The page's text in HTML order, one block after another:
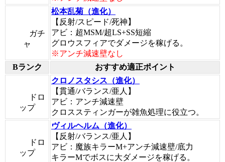
ガチ
ャ
松本乱菊（進化）
【反射/スピード/死神】
アビ：超MSM/超LS+SS短縮
グロウスフィアでダメージを稼げる。
※アンチ減速壁なし
Bランク
おすすめ適正ポイント
ドロ
ップ
クロノスタシス（進化）
【貫通/バランス/亜人】
アビ：アンチ減速壁
クロススティンガーが雑魚処理に役立つ。
ドロ
ップ
ヴィルヘルム（進化）
【反射/バランス/亜人】
アビ：魔族キラーM+アンチ減速壁/底力
キラーMでボスに大ダメージを稼げる。